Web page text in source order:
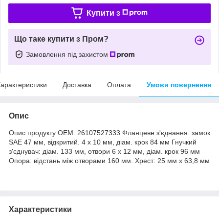
Купити з
Що таке купити з Пром?
Замовлення під захистом
Доставка Оплата Умови повернення
Опис
Опис продукту OEM: 26107527333 Фланцеве з'єднання: замок
SAE 47 мм, відкритий. 4 х 10 мм, діам. крок 84 мм Гнучкий
з'єднувач: діам. 133 мм, отвори 6 х 12 мм, діам. крок 96 мм
Опора: відстань між отворами 160 мм. Хрест: 25 мм х 63,8 мм
Характеристики